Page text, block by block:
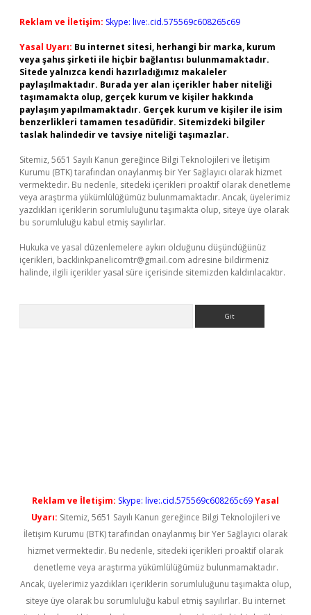
Reklam ve İletişim: Skype: live:.cid.575569c608265c69
Yasal Uyarı: Bu internet sitesi, herhangi bir marka, kurum
veya şahıs şirketi ile hiçbir bağlantısı bulunmamaktadır.
Sitede yalnızca kendi hazırladığımız makaleler
paylaşılmaktadır. Burada yer alan içerikler haber niteliği
taşımamakta olup, gerçek kurum ve kişiler hakkında
paylaşım yapılmamaktadır. Gerçek kurum ve kişiler ile isim
benzerlikleri tamamen tesadüfidir. Sitemizdeki bilgiler
taslak halindedir ve tavsiye niteliği taşımazlar.
Sitemiz, 5651 Sayılı Kanun gereğince Bilgi Teknolojileri ve İletişim
Kurumu (BTK) tarafından onaylanmış bir Yer Sağlayıcı olarak hizmet
vermektedir. Bu nedenle, sitedeki içerikleri proaktif olarak denetleme
veya araştırma yükümlülüğümüz bulunmamaktadır. Ancak, üyelerimiz
yazdıkları içeriklerin sorumluluğunu taşımakta olup, siteye üye olarak
bu sorumluluğu kabul etmiş sayılırlar.
Hukuka ve yasal düzenlemelere aykırı olduğunu düşündüğünüz
içerikleri, backlinkpanelicomtr@gmail.com adresine bildirmeniz
halinde, ilgili içerikler yasal süre içerisinde sitemizden kaldırılacaktır.
Reklam ve İletişim: Skype: live:.cid.575569c608265c69Yasal
Uyarı: Sitemiz, 5651 Sayılı Kanun gereğince Bilgi Teknolojileri ve
İletişim Kurumu (BTK) tarafından onaylanmış bir Yer Sağlayıcı olarak
hizmet vermektedir. Bu nedenle, sitedeki içerikleri proaktif olarak
denetleme veya araştırma yükümlülüğümüz bulunmamaktadır.
Ancak, üyelerimiz yazdıkları içeriklerin sorumluluğunu taşımakta olup,
siteye üye olarak bu sorumluluğu kabul etmiş sayılırlar. Bu internet